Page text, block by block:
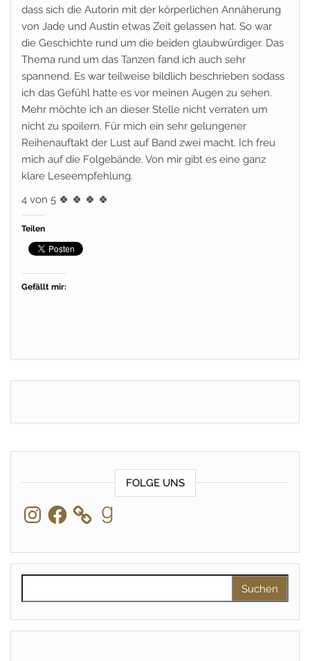
dass sich die Autorin mit der körperlichen Annäherung
von Jade und Austin etwas Zeit gelassen hat. So war
die Geschichte rund um die beiden glaubwürdiger. Das
Thema rund um das Tanzen fand ich auch sehr
spannend. Es war teilweise bildlich beschrieben sodass
ich das Gefühl hatte es vor meinen Augen zu sehen.
Mehr möchte ich an dieser Stelle nicht verraten um
nicht zu spoilern. Für mich ein sehr gelungener
Reihenauftakt der Lust auf Band zwei macht. Ich freu
mich auf die Folgebände. Von mir gibt es eine ganz
klare Leseempfehlung.
4 von 5 🍀 🍀 🍀 🍀
Teilen
Gefällt mir:
FOLGE UNS
InstagramFacebook Goodreads